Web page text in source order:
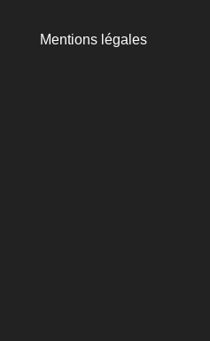
Mentions légales